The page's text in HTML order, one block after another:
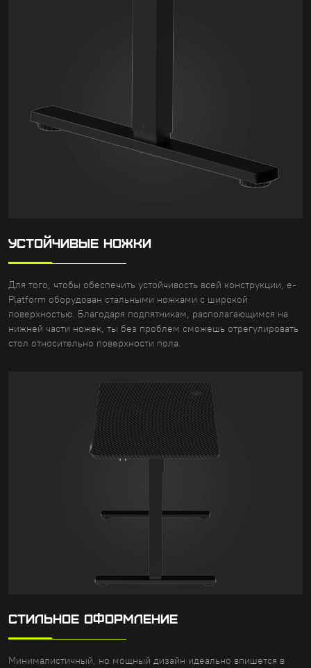
УСТОЙЧИВЫЕ НОЖКИ
Для того, чтобы обеспечить устойчивость всей конструкции, e-
Platform оборудован стальными ножками с широкой
поверхностью. Благодаря подпятникам, располагающимся на
нижней части ножек, ты без проблем сможешь отрегулировать
стол относительно поверхности пола.
СТИЛЬНОЕ ОФОРМЛЕНИЕ
Минималистичный, но мощный дизайн идеально впишется в